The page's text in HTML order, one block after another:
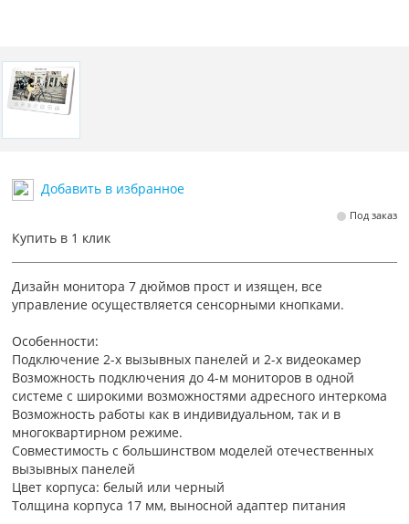
Добавить в избранное
Под заказ
Купить в 1 клик
Дизайн монитора 7 дюймов прост и изящен, все
управление осуществляется сенсорными кнопками.
Особенности:
Подключение 2-х вызывных панелей и 2-х видеокамер
Возможность подключения до 4-м мониторов в одной
системе с широкими возможностями адресного интеркома
Возможность работы как в индивидуальном, так и в
многоквартирном режиме.
Совместимость с большинством моделей отечественных
вызывных панелей
Цвет корпуса: белый или черный
Толщина корпуса 17 мм, выносной адаптер питания